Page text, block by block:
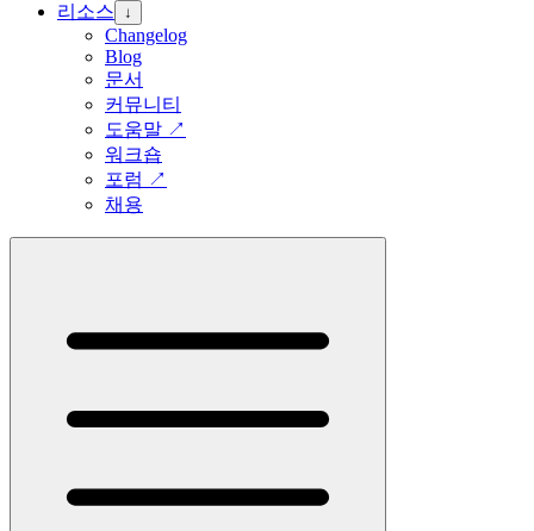
리소스
↓
Changelog
Blog
문서
커뮤니티
도움말 ↗
워크숍
포럼 ↗
채용